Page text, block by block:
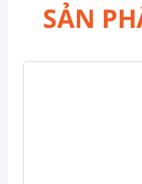
SẢN